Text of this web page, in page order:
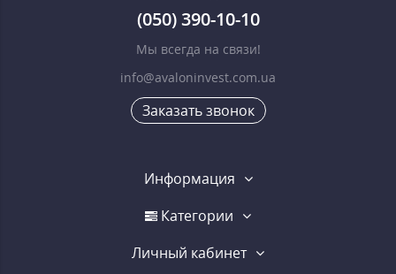
(050) 390-10-10
Мы всегда на связи!
info@avaloninvest.com.ua
Заказать звонок
Информация
Категории
Личный кабинет